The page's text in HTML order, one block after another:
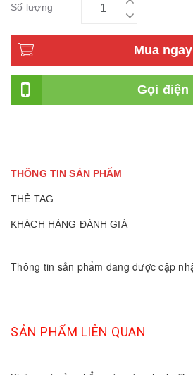
Số lượng
Mua ngay
Gọi điện
THÔNG TIN SẢN PHẨM
THẺ TAG
KHÁCH HÀNG ĐÁNH GIÁ
Thông tin sản phẩm đang được cập
SẢN PHẨM LIÊN QUAN